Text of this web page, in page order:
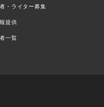
・ライター募集
提供
一覧